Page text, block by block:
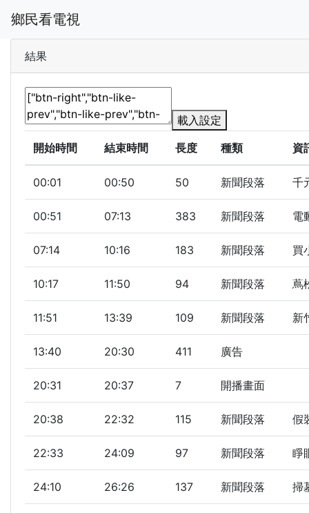
鄉民看電視
結果
載入設定
開始時間
結束時間 長度 種類 資
00:01 00:50 50 新聞段落 千
00:51 07:13 383 新聞段落 電
07:14 10:16 183 新聞段落 買
10:17 11:50 94 新聞段落 蔦
11:51 13:39 109 新聞段落 新
13:40 20:30 411 廣告
20:31 20:37 7 開播畫面
20:38 22:32 115 新聞段落 假
22:33 24:09 97 新聞段落 睜
24:10 26:26 137 新聞段落 掃